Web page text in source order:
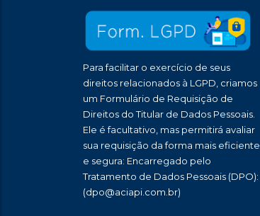
Para facilitar o exercício de seus
direitos relacionados à LGPD, criamos
um Formulário de Requisição de
Direitos do Titular de Dados Pessoais.
Ele é facultativo, mas permitirá avaliar
sua requisição da forma mais eficiente
e segura: Encarregado pelo
Tratamento de Dados Pessoais (DPO):
(dpo@aciapi.com.br)